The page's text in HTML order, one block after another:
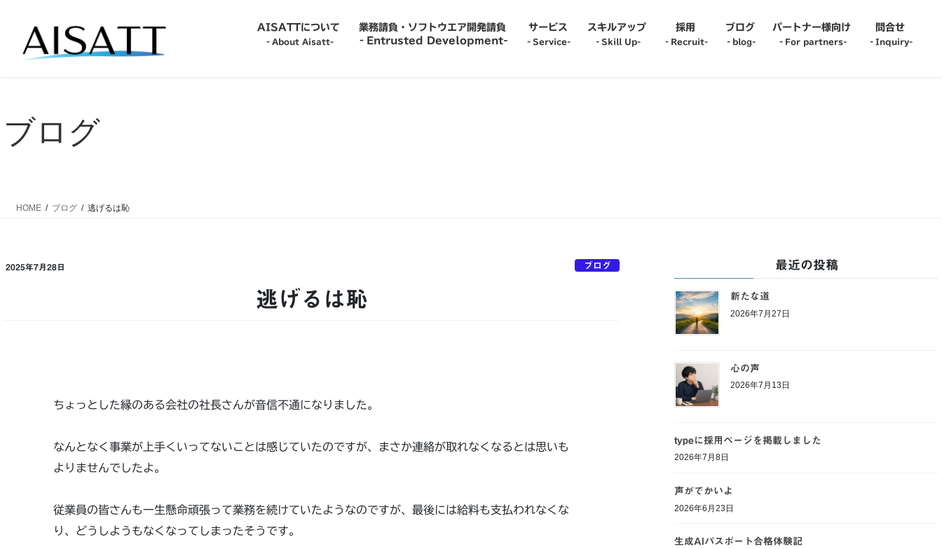
キ
に
AISATTについて
‐About Aisatt-
業務請負・ソフトウエア開発請負
‐Entrusted Development-
サービス
‐Service-
スキルアップ
‐Skill Up-
採用
‐Recruit-
‐Career Change Interview-
ブログ
‐blog-
パートナー様向け
‐For partners-
問合せ
‐Inquiry-
ブログ
HOME ブログ 逃げるは恥
2025年7月28日 ブログ
逃げるは恥
ちょっとした縁のある会社の社長さんが音信不通になりました。
なんとなく事業が上手くいってないことは感じていたのですが、まさか連絡が取れなくなるとは思いも
よりませんでしたよ。
従業員の皆さんも一生懸命頑張って業務を続けていたようなのですが、最後には給料も支払われなくな
り、どうしようもなくなってしまったそうです。
最近の投稿
新たな道
2026年7月27日
心の声
2026年7月13日
typeに採用ページを掲載しました
2026年7月8日
声がでかいよ
2026年6月23日
生成AIパスポート合格体験記